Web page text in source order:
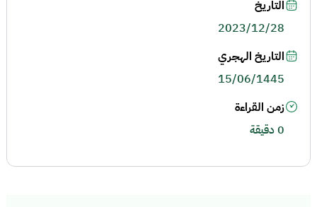
التاريخ
2023/12/28
التاريخ الهجري
15/06/1445
زمن القراءة
0 دقيقة